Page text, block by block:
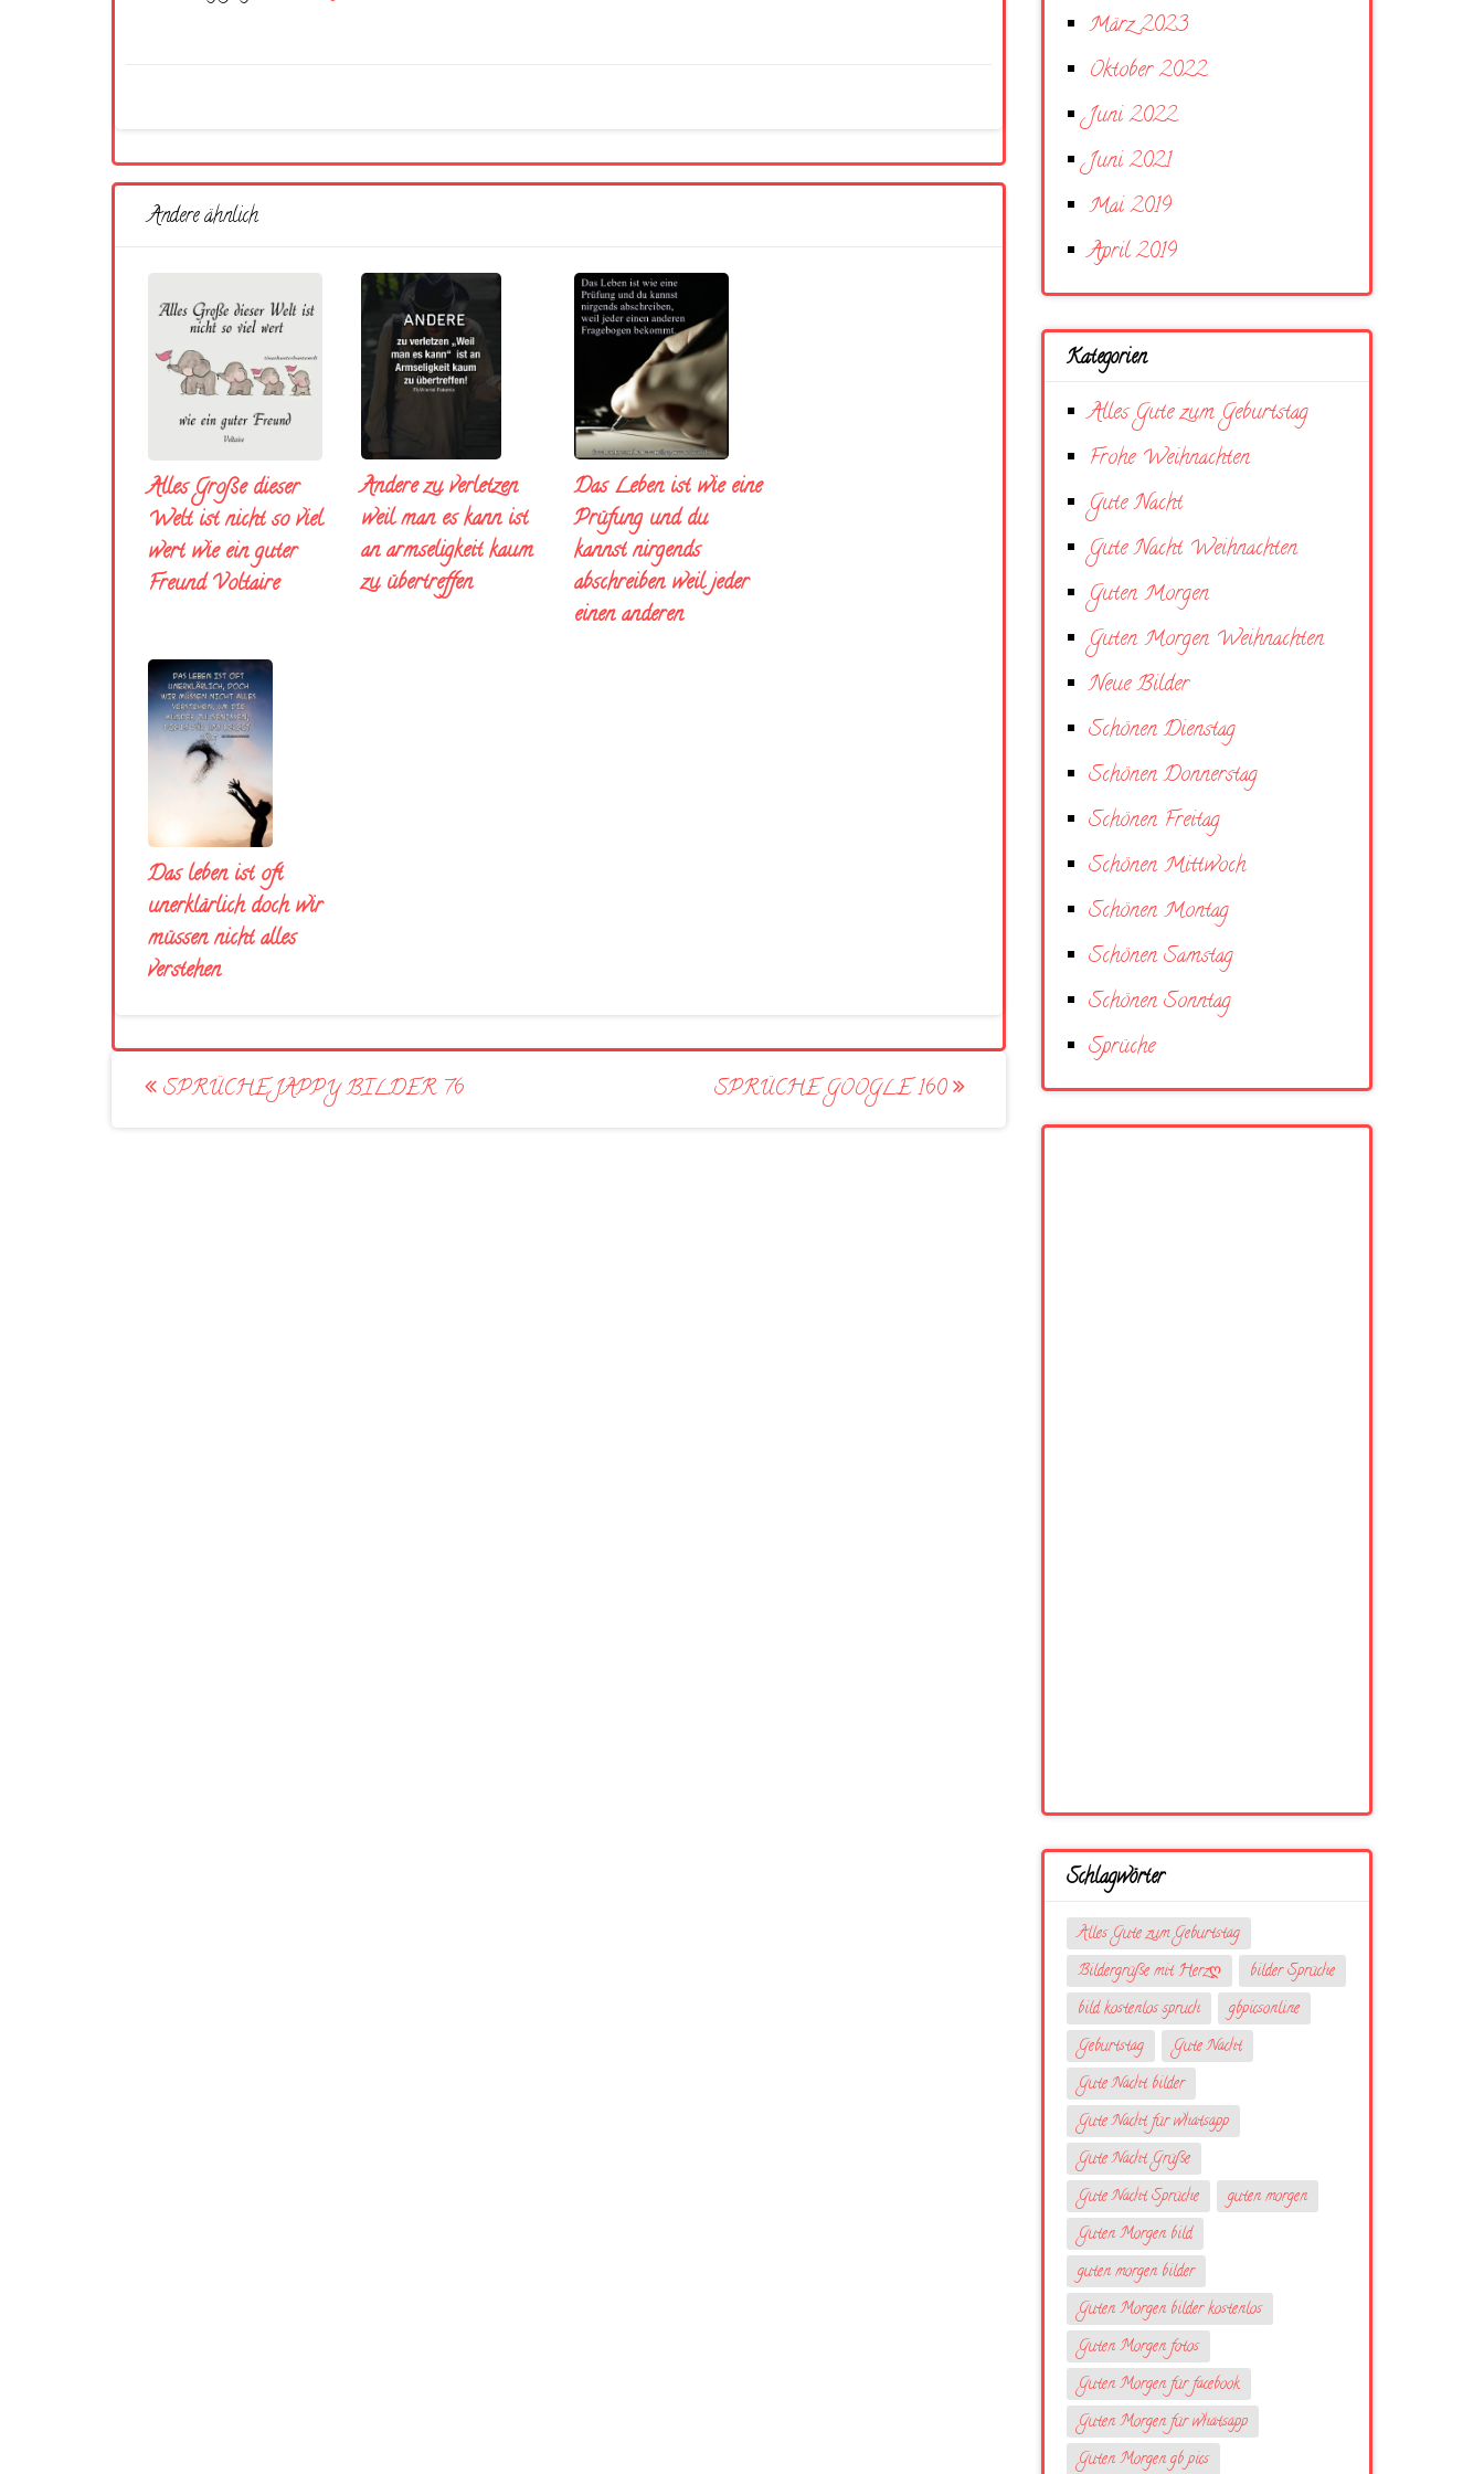
Andere ähnlich
Alles Große dieser
Welt ist nicht so viel
wert wie ein guter
Freund Voltaire
Andere zu verletzen
weil man es kann ist
an armseligkeit kaum
zu übertreffen
Das Leben ist wie eine
Prüfung und du
kannst nirgends
abschreiben weil jeder
einen anderen
Das leben ist oft
unerklärlich doch wir
müssen nicht alles
verstehen
Post
SPRÜCHE JAPPY BILDER 76 SPRÜCHE GOOGLE 160
März 2023
Oktober 2022
Juni 2022
Juni 2021
Mai 2019
April 2019
Kategorien
Alles Gute zum Geburtstag
Frohe Weihnachten
Gute Nacht
Gute Nacht Weihnachten
Guten Morgen
Guten Morgen Weihnachten
Neue Bilder
Schönen Dienstag
Schönen Donnerstag
Schönen Freitag
Schönen Mittwoch
Schönen Montag
Schönen Samstag
Schönen Sonntag
Sprüche
Schlagwörter
Alles Gute zum Geburtstag
Bildergrüße mit Herzღ
bilder Sprüche
bild kostenlos spruch
gbpicsonline
Geburtstag
Gute Nacht
Gute Nacht bilder
Gute Nacht für whatsapp
Gute Nacht Grüße
Gute Nacht Sprüche
guten morgen
Guten Morgen bild
guten morgen bilder
Guten Morgen bilder kostenlos
Guten Morgen fotos
Guten Morgen für facebook
Guten Morgen für whatsapp
Guten Morgen gb pics